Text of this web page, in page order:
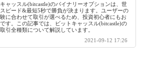
ャッスル(bitcastle)のバイナリーオプションは、世
ピード&最短5秒で勝負が決まります。ユーザーの
に合わせて取引が選べるため、投資初心者にもお
す。この記事では、ビットキャッスル(bitcastle)の
引全種類について解説しています。
2021-09-12 17:26